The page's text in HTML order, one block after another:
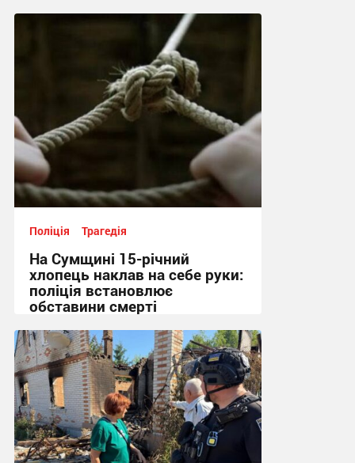
Поліція Трагедія
На Сумщині 15-річний
хлопець наклав на себе руки:
поліція встановлює
обставини смерті
10:34 вчора